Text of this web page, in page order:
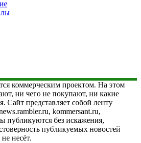
коммерческим проектом. На этом
ни чего не покупают, ни какие
Сайт представляет собой ленту
kommersant.ru,
публикуются без искажения,
публикуемых новостей
несёт.